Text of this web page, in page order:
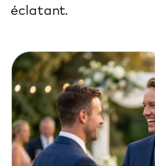
éclatant.